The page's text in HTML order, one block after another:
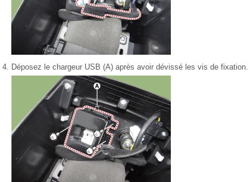
4. Déposez le chargeur USB (A) après avoir dévissé les vis de fixation.